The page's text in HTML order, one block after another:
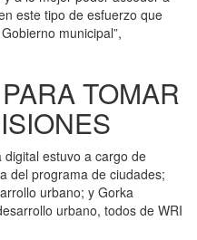
este tipo de esfuerzo que
municipal”,
TOMAR
estuvo a cargo de
del programa de ciudades;
urbano; y Gorka
urbano, todos de WRI